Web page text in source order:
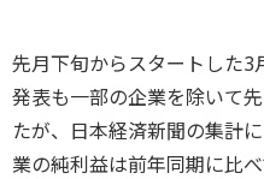
先月下旬からスタートした
発表も一部の企業を除いて
たが、日本経済新聞の集計
業の純利益は前年同期に比